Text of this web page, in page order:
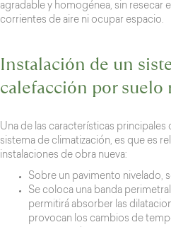
agradable y homogénea, sin resecar
corrientes de aire ni ocupar espacio.
Instalación de un
calefacción por suelo
Una de las características principales
sistema de climatización, es que es
instalaciones de obra nueva:
Sobre un pavimento nivelado,
Se coloca una banda
permitirá absorber las
provocan los cambios de